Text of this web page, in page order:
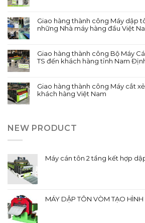
Giao hàng thành công Máy dập
những Nhà máy hàng đầu Việt
Giao hàng thành công Bộ Máy
TS đến khách hàng tỉnh Nam
Giao hàng thành công Máy cắt
khách hàng Việt Nam
NEW PRODUCT
Máy cán tôn 2 tầng kết hợp
MÁY DẬP TÔN VÒM TẠO HÌNH